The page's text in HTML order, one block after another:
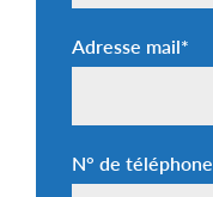
Adresse mail*
N° de téléphone